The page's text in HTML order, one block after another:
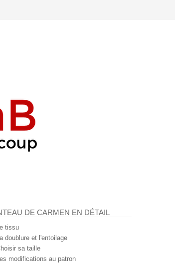
DE CARMEN EN DÉTAIL
tissu
doublure et l'entoilage
sa taille
modifications au patron